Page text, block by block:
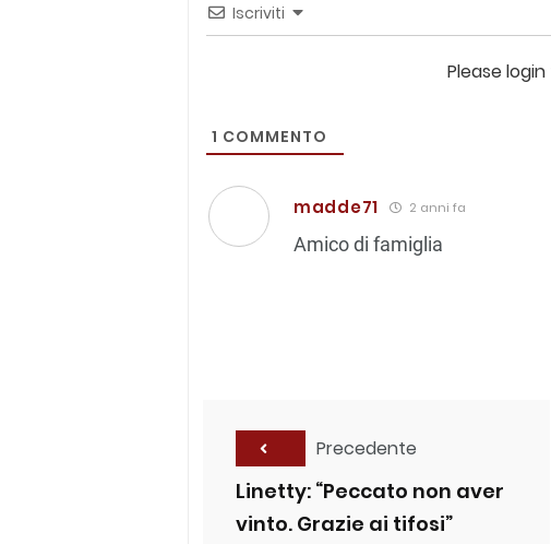
Iscriviti
Please
1 COMMENTO
madde71 2 anni fa
Amico di famiglia
Precedente
Linetty: “Peccato non aver
vinto. Grazie ai tifosi”